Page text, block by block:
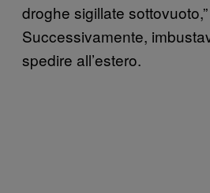
droghe sigillate
Successivamente,
spedire all’estero.